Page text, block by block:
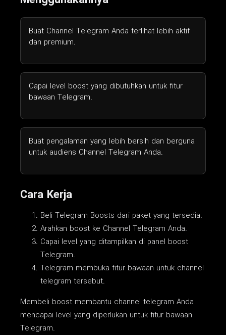
Buat Channel Telegram Anda terlihat lebih aktif
dan premium.
Capai level boost yang dibutuhkan untuk fitur
bawaan Telegram.
Buat pengalaman yang lebih bersih dan berguna
untuk audiens Channel Telegram Anda.
Cara Kerja
Beli Telegram Boosts dari paket yang tersedia.
Arahkan boost ke Channel Telegram Anda.
Capai level yang ditampilkan di panel boost
Telegram.
Telegram membuka fitur bawaan untuk channel
telegram tersebut.
Membeli boost membantu channel telegram Anda
mencapai level yang diperlukan untuk fitur bawaan
Telegram.